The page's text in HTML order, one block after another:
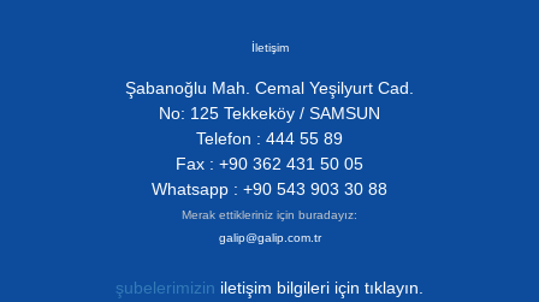
İletişim
Şabanoğlu Mah. Cemal Yeşilyurt Cad.
No: 125 Tekkeköy / SAMSUN
Telefon : 444 55 89
Fax : +90 362 431 50 05
Whatsapp : +90 543 903 30 88
Merak ettikleriniz için buradayız:
galip@galip.com.tr
şubelerimizin iletişim bilgileri için tıklayın.